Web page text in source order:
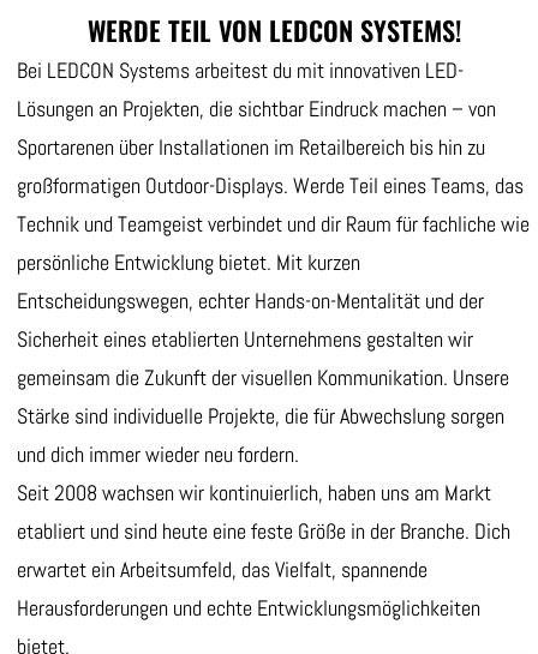
WERDE TEIL VON LEDCON SYSTEMS!
Bei LEDCON Systems arbeitest du mit innovativen LED-
Lösungen an Projekten, die sichtbar Eindruck machen – von
Sportarenen über Installationen im Retailbereich bis hin zu
großformatigen Outdoor-Displays. Werde Teil eines Teams, das
Technik und Teamgeist verbindet und dir Raum für fachliche wie
persönliche Entwicklung bietet. Mit kurzen
Entscheidungswegen, echter Hands-on-Mentalität und der
Sicherheit eines etablierten Unternehmens gestalten wir
gemeinsam die Zukunft der visuellen Kommunikation. Unsere
Stärke sind individuelle Projekte, die für Abwechslung sorgen
und dich immer wieder neu fordern.
Seit 2008 wachsen wir kontinuierlich, haben uns am Markt
etabliert und sind heute eine feste Größe in der Branche. Dich
erwartet ein Arbeitsumfeld, das Vielfalt, spannende
Herausforderungen und echte Entwicklungsmöglichkeiten
bietet.